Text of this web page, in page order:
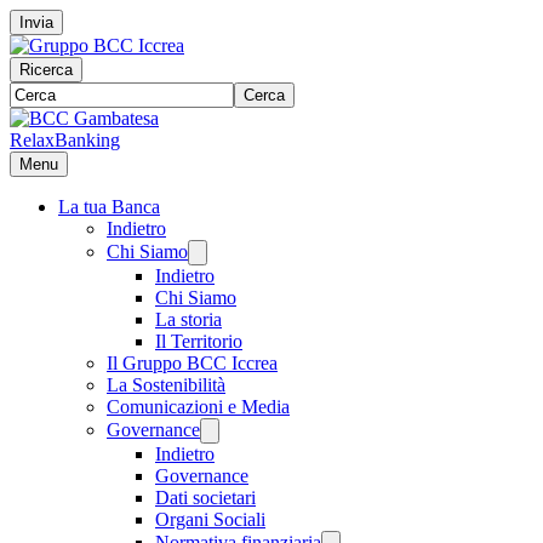
Invia
Ricerca
Cerca
RelaxBanking
Menu
La tua Banca
Indietro
Chi Siamo
Indietro
Chi Siamo
La storia
Il Territorio
Il Gruppo BCC Iccrea
La Sostenibilità
Comunicazioni e Media
Governance
Indietro
Governance
Dati societari
Organi Sociali